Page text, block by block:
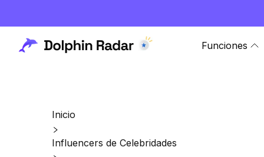
Funciones
Inicio
Influencers de Celebridades